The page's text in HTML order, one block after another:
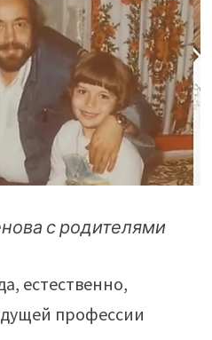
с родителями
естественно,
профессии